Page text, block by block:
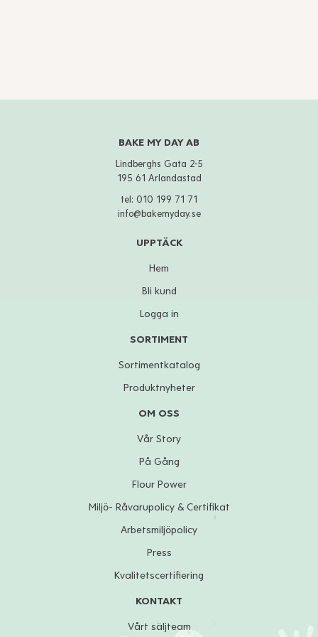
BAKE MY DAY AB
Lindberghs Gata 2-5
195 61 Arlandastad
tel: 010 199 71 71
info@bakemyday.se
UPPTÄCK
Hem
Bli kund
Logga in
SORTIMENT
Sortimentkatalog
Produktnyheter
OM OSS
Vår Story
På Gång
Flour Power
Miljö- Råvarupolicy & Certifikat
Arbetsmiljöpolicy
Press
Kvalitetscertifiering
KONTAKT
Vårt säljteam